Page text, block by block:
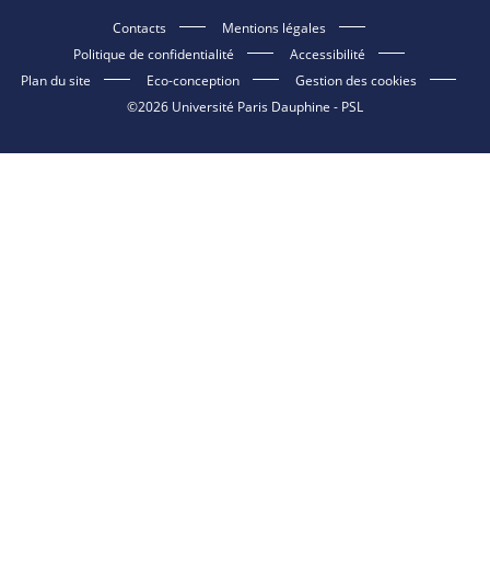
Contacts
Mentions légales
Politique de confidentialité
Accessibilité
Plan du site
Eco-conception
Gestion des cookies
©2026 Université Paris Dauphine - PSL